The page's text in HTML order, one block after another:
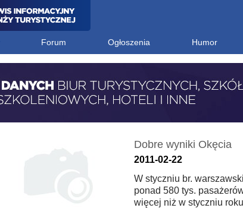
Forum Ogłoszenia Humor
Dobre wyniki Okęcia
2011-02-22
W styczniu br.
ponad 580 tys.
więcej niż w styczniu